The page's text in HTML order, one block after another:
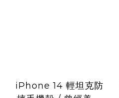
iPhone 14 輕坦克防